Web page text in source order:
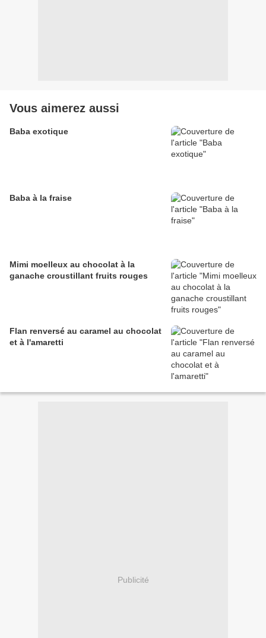
Vous aimerez aussi
Baba exotique
Baba à la fraise
Mimi moelleux au chocolat à la
ganache croustillant fruits rouges
Flan renversé au caramel au chocolat
et à l'amaretti
Publicité